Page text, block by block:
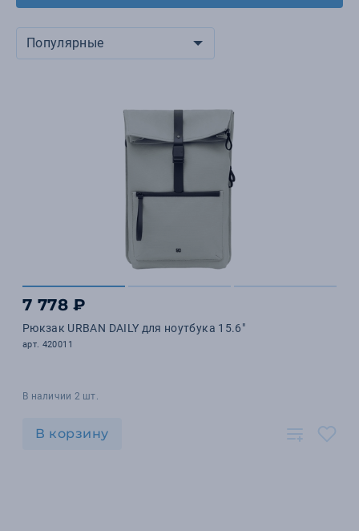
Популярные
7 778 ₽
Рюкзак URBAN DAILY для ноутбука 15.6"
арт. 420011
В наличии 2 шт.
В корзину